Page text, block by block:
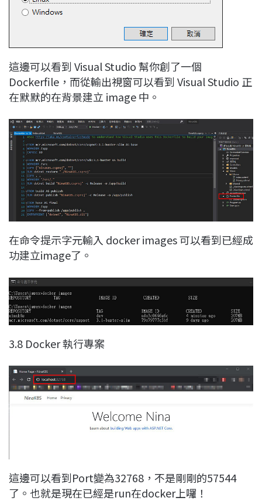
這邊可以看到 Visual Studio 幫你創了一個
Dockerfile，而從輸出視窗可以看到 Visual Studio 正
在默默的在背景建立 image 中。
在命令提示字元輸入 docker images 可以看到已經成
功建立image了。
3.8 Docker 執行專案
這邊可以看到Port變為32768，不是剛剛的57544
了。也就是現在已經是run在docker上囉！